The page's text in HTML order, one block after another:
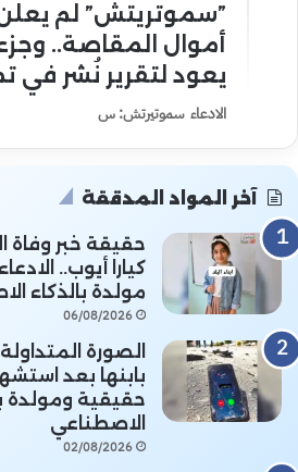
”سموتريتش” لم يعلن
أموال المقاصة..
يعود لتقرير نُشر في
الادعاء سموتيرتش: س
آخر المواد المدققة
حقيقة خبر وفاة
كيارا أيوب..
مولدة بالذكاء
06/08/2026
الصورة
بابنها بعد
حقيقية ومولدة
الاصطناعي
02/08/2026